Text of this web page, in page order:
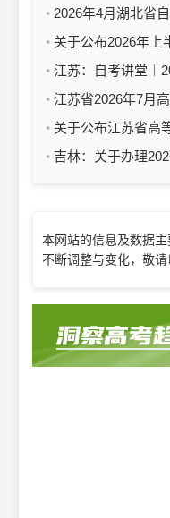
2026年4月湖北省
关于公布2026年上
的公告
江苏：自考讲堂
问题
江苏省2026年7月
关于公布江苏省高
考试日程及开考课
吉林：关于办理
本网站的信息及数据
不断调整与变化，敬请